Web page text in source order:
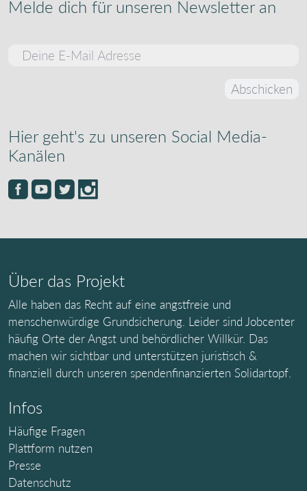
Melde dich für unseren Newsletter an
Abschicken
Hier geht's zu unseren Social Media-
Kanälen
Über das Projekt
Alle haben das Recht auf eine angstfreie und
menschenwürdige Grundsicherung. Leider sind Jobcenter
häufig Orte der Angst und behördlicher Willkür. Das
machen wir sichtbar und unterstützen juristisch &
finanziell durch unseren spendenfinanzierten Solidartopf.
Infos
Häufige Fragen
Plattform nutzen
Presse
Datenschutz